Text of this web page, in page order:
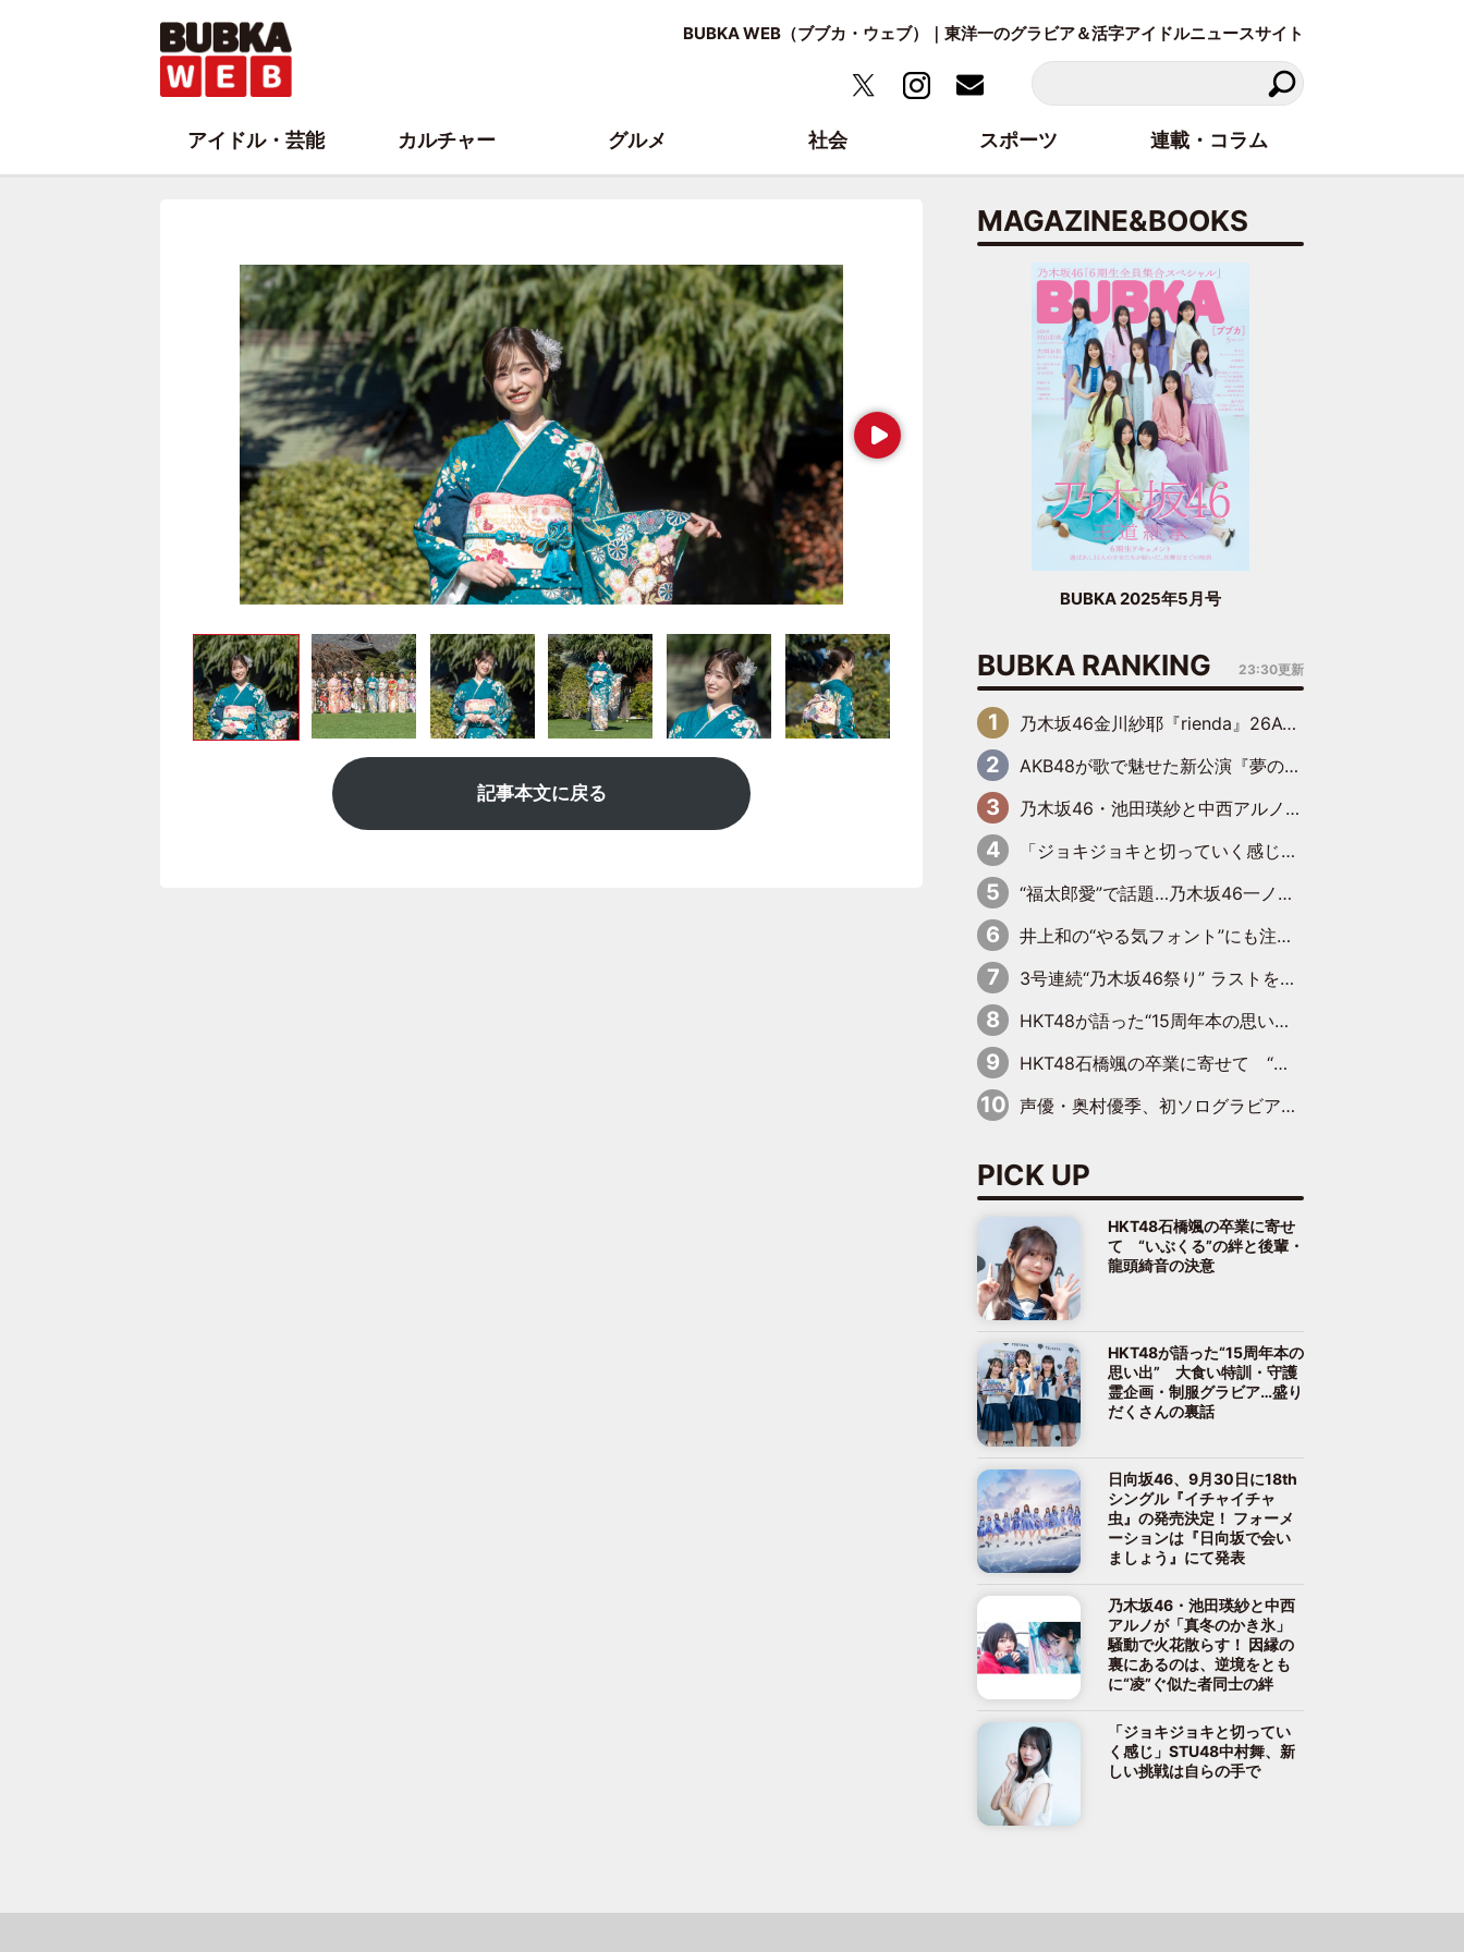
BUBKA WEB（ブブカ・ウェブ）｜東洋一のグラビア＆活字アイドルニュースサイト
Next
記事本文に戻る
MAGAZINE&BOOKS
BUBKA 2025年5月号
BUBKA RANKING 23:30更新
乃木坂46金川紗耶『rienda』26AW LOOKモデルに就任
AKB48が歌で魅せた新公演『夢のポップスター』 初日から全身全霊のステージ
乃木坂46・池田瑛紗と中西アルノが「真冬のかき氷」騒動で火花散らす！ 因縁の裏にあるのは、逆境をともに“凌”ぐ似た者同士の絆
「ジョキジョキと切っていく感じ」STU48中村舞、新しい挑戦は自らの手で
“福太郎愛”で話題…乃木坂46一ノ瀬美空、地元福岡『めんべい25周年トップサポーター』に就任
井上和の“やる気フォント”にも注目 乃木坂46が挑んだ書道パフォーマンスの舞台裏
3号連続“乃木坂46祭り” ラストを飾るのは賀喜遥香…5年ぶりの登場に「5年分大人になった私を見ていただけたら」
HKT48が語った“15周年本の思い出” 大食い特訓・守護霊企画・制服グラビア…盛りだくさんの裏話
HKT48石橋颯の卒業に寄せて “いぶくる”の絆と後輩・龍頭綺音の決意
声優・奥村優季、初ソログラビアで初ソロ表紙を飾る！ 初めて見せる表情や、声優を志したきっかけなどを語った必読のインタビューを掲載
PICK UP
HKT48石橋颯の卒業に寄せ
て “いぶくる”の絆と後輩・
龍頭綺音の決意
HKT48が語った“15周年本の
思い出” 大食い特訓・守護
霊企画・制服グラビア…盛り
だくさんの裏話
日向坂46、9月30日に18th
シングル『イチャイチャ
虫』の発売決定！ フォーメ
ーションは『日向坂で会い
ましょう』にて発表
乃木坂46・池田瑛紗と中西
アルノが「真冬のかき氷」
騒動で火花散らす！ 因縁の
裏にあるのは、逆境をとも
に“凌”ぐ似た者同士の絆
「ジョキジョキと切ってい
く感じ」STU48中村舞、新
しい挑戦は自らの手で
アイドル・芸能 カルチャー グルメ 社会 スポーツ 連載・コラム